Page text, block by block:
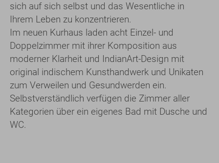
sich auf sich selbst und das Wesentliche in
Ihrem Leben zu konzentrieren.
Im neuen Kurhaus laden acht Einzel- und
Doppelzimmer mit ihrer Komposition aus
moderner Klarheit und IndianArt-Design mit
original indischem Kunsthandwerk und Unikaten
zum Verweilen und Gesundwerden ein.
Selbstverständlich verfügen die Zimmer aller
Kategorien über ein eigenes Bad mit Dusche und
WC.